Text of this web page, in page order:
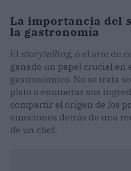
La importancia del
la gastronomía
El storytelling, o el arte de
ganado un papel crucial en
gastronómico. No se trata
plato o enumerar sus
compartir el origen de los
emociones detrás de una
de un chef.